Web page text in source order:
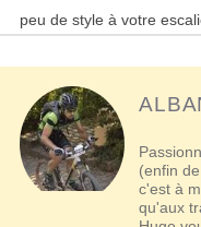
articles
peu de style à votre
(enfin
c'est à
qu'aux